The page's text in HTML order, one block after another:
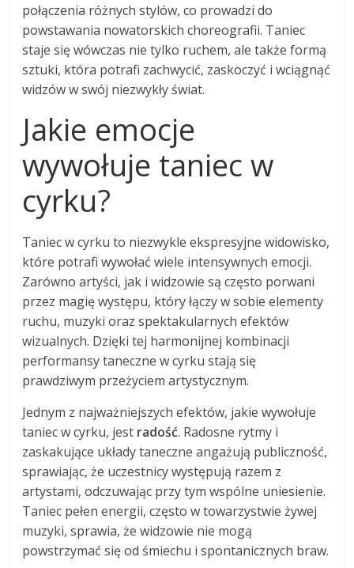
połączenia różnych stylów, co prowadzi do
powstawania nowatorskich choreografii. Taniec
staje się wówczas nie tylko ruchem, ale także formą
sztuki, która potrafi zachwycić, zaskoczyć i wciągnąć
widzów w swój niezwykły świat.
Jakie emocje
wywołuje taniec w
cyrku?
Taniec w cyrku to niezwykle ekspresyjne widowisko,
które potrafi wywołać wiele intensywnych emocji.
Zarówno artyści, jak i widzowie są często porwani
przez magię występu, który łączy w sobie elementy
ruchu, muzyki oraz spektakularnych efektów
wizualnych. Dzięki tej harmonijnej kombinacji
performansy taneczne w cyrku stają się
prawdziwym przeżyciem artystycznym.
Jednym z najważniejszych efektów, jakie wywołuje
taniec w cyrku, jest radość. Radosne rytmy i
zaskakujące układy taneczne angażują publiczność,
sprawiając, że uczestnicy występują razem z
artystami, odczuwając przy tym wspólne uniesienie.
Taniec pełen energii, często w towarzystwie żywej
muzyki, sprawia, że widzowie nie mogą
powstrzymać się od śmiechu i spontanicznych braw.